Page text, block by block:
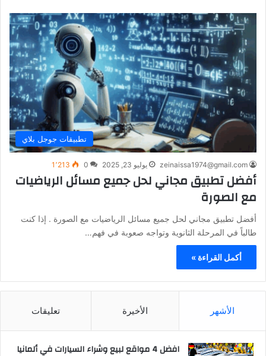
تطبيقات جوجل بلاي
zeinaissa1974@gmail.com يوليو 23, 2025 0 1٬213
أفضل تطبيق مجاني لحل جميع مسائل الرياضيات
مع الصورة
أفضل تطبيق مجاني لحل جميع مسائل الرياضيات مع الصورة . إذا كنت
طالباً في المرحلة الثانوية وتواجه صعوبة في فهم…
أكمل القراءة »
الأشهر الأخيرة تعليقات
افضل 4 مواقع لبيع وشراء السيارات في ألمانيا